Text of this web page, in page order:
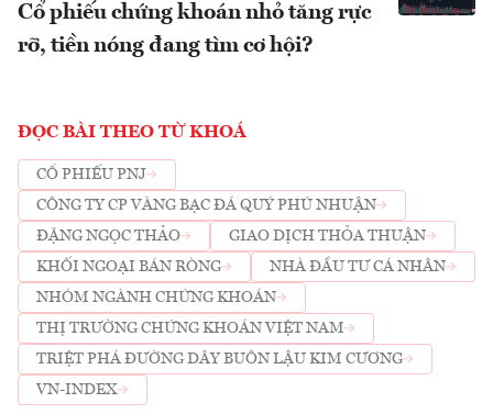
Cổ phiếu chứng khoán nhỏ tăng rực
rỡ, tiền nóng đang tìm cơ hội?
ĐỌC BÀI THEO TỪ KHOÁ
CỔ PHIẾU PNJ
CÔNG TY CP VÀNG BẠC ĐÁ QUÝ PHÚ NHUẬN
ĐẶNG NGỌC THẢO
GIAO DỊCH THỎA THUẬN
KHỐI NGOẠI BÁN RÒNG
NHÀ ĐẦU TƯ CÁ NHÂN
NHÓM NGÀNH CHỨNG KHOÁN
THỊ TRƯỜNG CHỨNG KHOÁN VIỆT NAM
TRIỆT PHÁ ĐƯỜNG DÂY BUÔN LẬU KIM CƯƠNG
VN-INDEX